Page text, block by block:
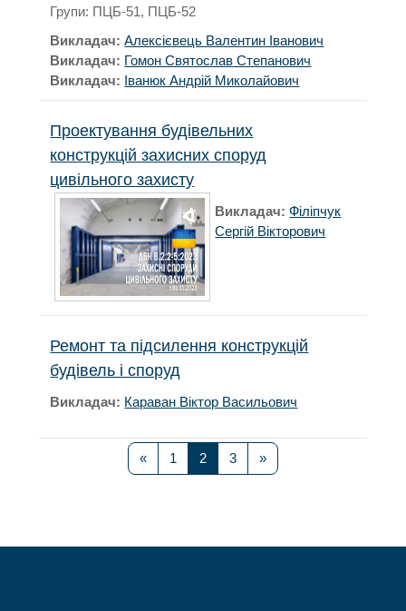
Групи: ПЦБ-51, ПЦБ-52
Викладач:Алексієвець Валентин Іванович
Викладач: Гомон Святослав Степанович
Викладач: Іванюк Андрій Миколайович
Проектування будівельних
конструкцій захисних споруд
цивільного захисту
Викладач:Філіпчук
Сергій Вікторович
Ремонт та підсилення конструкцій
будівель і споруд
Викладач: Караван Віктор Васильович
«Попередня сторінка
1 Сторінка 1
2Сторінка 2
3Сторінка 3
»Наступна сторінка